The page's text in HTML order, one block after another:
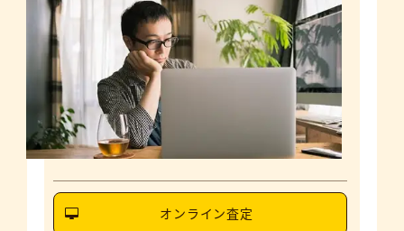
オンライン査定